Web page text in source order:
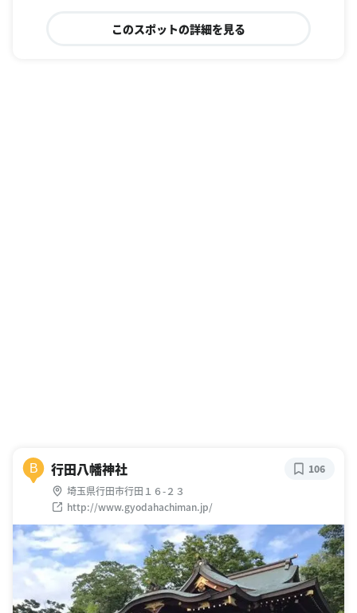
このスポットの詳細を見る
B 行田八幡神社
埼玉県行田市行田１６-２３
http://www.gyodahachiman.jp/
106